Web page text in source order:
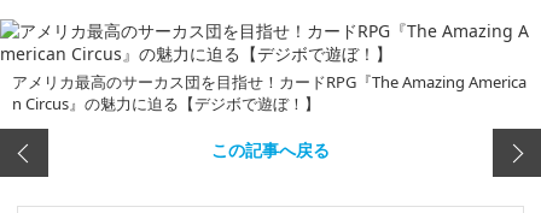
アメリカ最高のサーカス団を目指せ！カードRPG『The Amazing America
n Circus』の魅力に迫る【デジボで遊ぼ！】
この記事へ戻る